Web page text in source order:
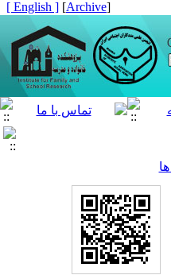
[
Archive
]
[ English ]